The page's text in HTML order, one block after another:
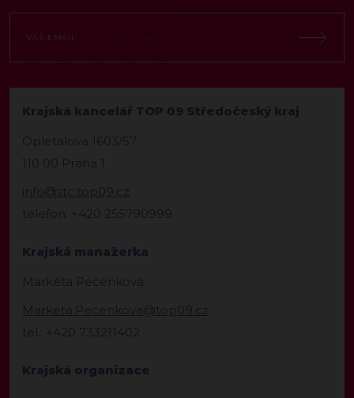
Krajská kancelář TOP 09 Středočeský kraj
Opletalova 1603/57
110 00 Praha 1
info@stc.top09.cz
telefon: +420 255790999
Krajská manažerka
Markéta Pečenková
Marketa.Pecenkova@top09.cz
tel.: +420 733211402
Krajská organizace